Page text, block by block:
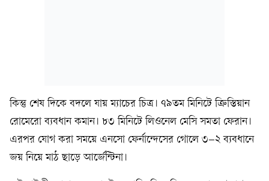
কিন্তু শেষ দিকে বদলে যায় ম্যাচের চিত্র। ৭৯তম মিনিটে ক্রিস্তিয়ান
রোমেরো ব্যবধান কমান। ৮৩ মিনিটে লিওনেল মেসি সমতা ফেরান।
এরপর যোগ করা সময়ে এনসো ফের্নান্দেসের গোলে ৩–২ ব্যবধানে
জয় নিয়ে মাঠ ছাড়ে আর্জেন্টিনা।